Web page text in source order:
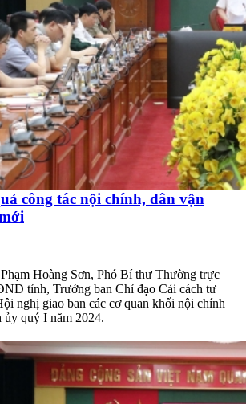
công tác nội chính, dân vận
Hoàng Sơn, Phó Bí thư Thường trực
tỉnh, Trưởng ban Chỉ đạo Cải cách tư
nghị giao ban các cơ quan khối nội chính
quý I năm 2024.